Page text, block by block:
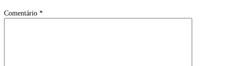
Comentário *